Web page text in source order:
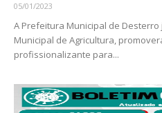
05/01/2023
A Prefeitura Municipal de
Municipal de Agricultura,
profissionalizante para...